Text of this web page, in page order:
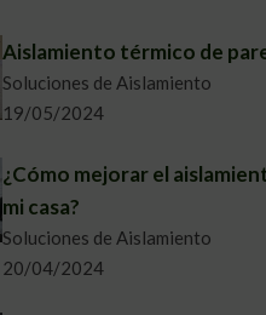
Aislamiento térmico de
Soluciones de Aislamiento
19/05/2024
¿Cómo mejorar el
mi casa?
Soluciones de Aislamiento
20/04/2024